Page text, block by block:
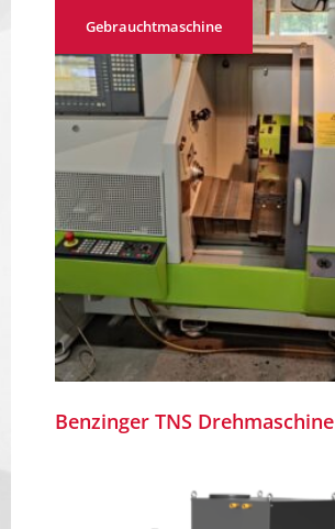
Gebrauchtmaschine
Benzinger TNS Drehmaschine